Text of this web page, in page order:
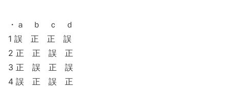
・ａ ｂ ｃ ｄ
1 誤 正 正 誤
2 正 正 誤 正
3 正 誤 正 誤
4 誤 正 誤 正